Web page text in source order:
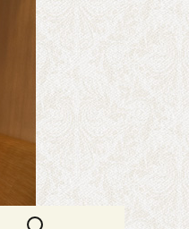
エ
検